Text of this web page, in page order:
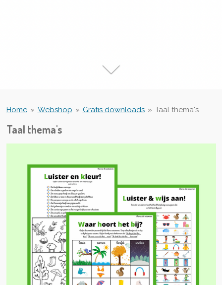
Home » Webshop » Gratis downloads » Taal thema's
Taal thema's